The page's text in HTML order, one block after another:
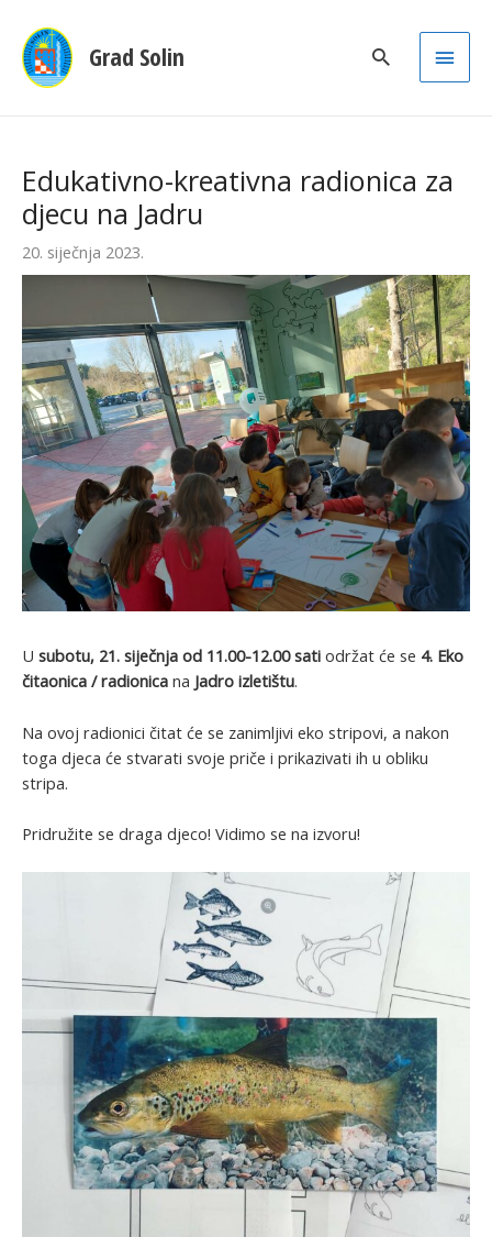
Grad Solin
Main
Edukativno-kreativna radionica za
djecu na Jadru
20. siječnja 2023.
U subotu, 21. siječnja od 11.00-12.00 sati održat će se 4. Eko
čitaonica / radionica na Jadro izletištu.
Na ovoj radionici čitat će se zanimljivi eko stripovi, a nakon
toga djeca će stvarati svoje priče i prikazivati ih u obliku
stripa.
Pridružite se draga djeco! Vidimo se na izvoru!